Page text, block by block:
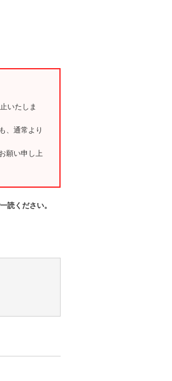
いたしま
、通常より
願い申し上
読ください。